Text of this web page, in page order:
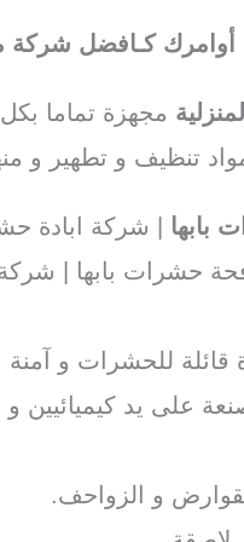
أوامرك كـافضل
مجهزة تماما
تنظيف و تطهير و
بابها | شركة ابادة
حشرات بابها |
قائلة للحشرات و
على يد
و الزواحف.